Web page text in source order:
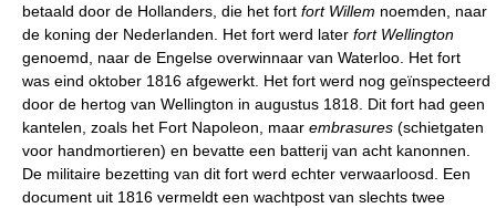
betaald door de Hollanders, die het fort fort Willem noemden, naar
de koning der Nederlanden. Het fort werd later fort Wellington
genoemd, naar de Engelse overwinnaar van Waterloo. Het fort
was eind oktober 1816 afgewerkt. Het fort werd nog geïnspecteerd
door de hertog van Wellington in augustus 1818. Dit fort had geen
kantelen, zoals het Fort Napoleon, maar embrasures (schietgaten
voor handmortieren) en bevatte een batterij van acht kanonnen.
De militaire bezetting van dit fort werd echter verwaarloosd. Een
document uit 1816 vermeldt een wachtpost van slechts twee